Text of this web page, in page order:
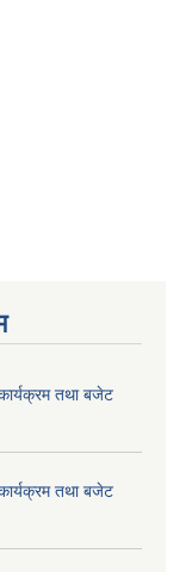
तथा बजेट
तथा बजेट